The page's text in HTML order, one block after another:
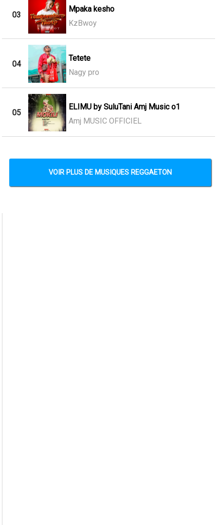
03
Mpaka kesho
KzBwoy
04
Tetete
Nagy pro
05
ELIMU by SuluTani Amj Music o1
Amj MUSIC OFFICIEL
VOIR PLUS DE MUSIQUES REGGAETON